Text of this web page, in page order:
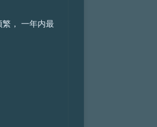
， 一年内最